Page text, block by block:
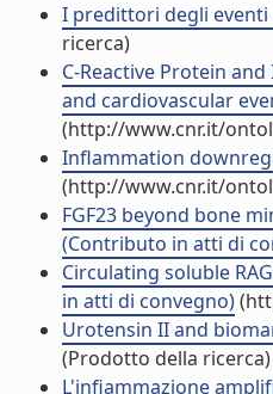
I predittori degli eventi
ricerca)
C-Reactive Protein
and cardiovascular
(http://www.cnr.it/
Inflammation
(http://www.cnr.it/
FGF23 beyond bone
(Contributo in atti di
Circulating soluble
in atti di convegno)
Urotensin II and
(Prodotto della ricerca)
L'infiammazione